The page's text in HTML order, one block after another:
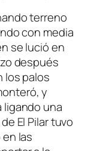
terreno
con media
se lució en
después
los palos
y
ligando una
El Pilar tuvo
las